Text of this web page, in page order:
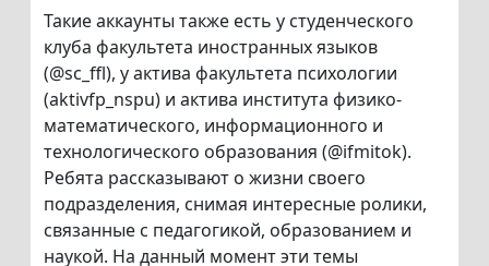
Такие аккаунты также есть у студенческого
клуба факультета иностранных языков
(@sc_ffl), у актива факультета психологии
(aktivfp_nspu) и актива института физико-
математического, информационного и
технологического образования (@ifmitok).
Ребята рассказывают о жизни своего
подразделения, снимая интересные ролики,
связанные с педагогикой, образованием и
наукой. На данный момент эти темы